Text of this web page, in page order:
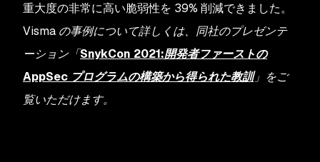
重大度の非常に高い脆弱性を 39% 削減できました。
Visma の事例について詳しくは、同社のプレゼンテ
ーション「SnykCon 2021:開発者ファーストの
AppSec プログラムの構築から得られた教訓」をご
覧いただけます。